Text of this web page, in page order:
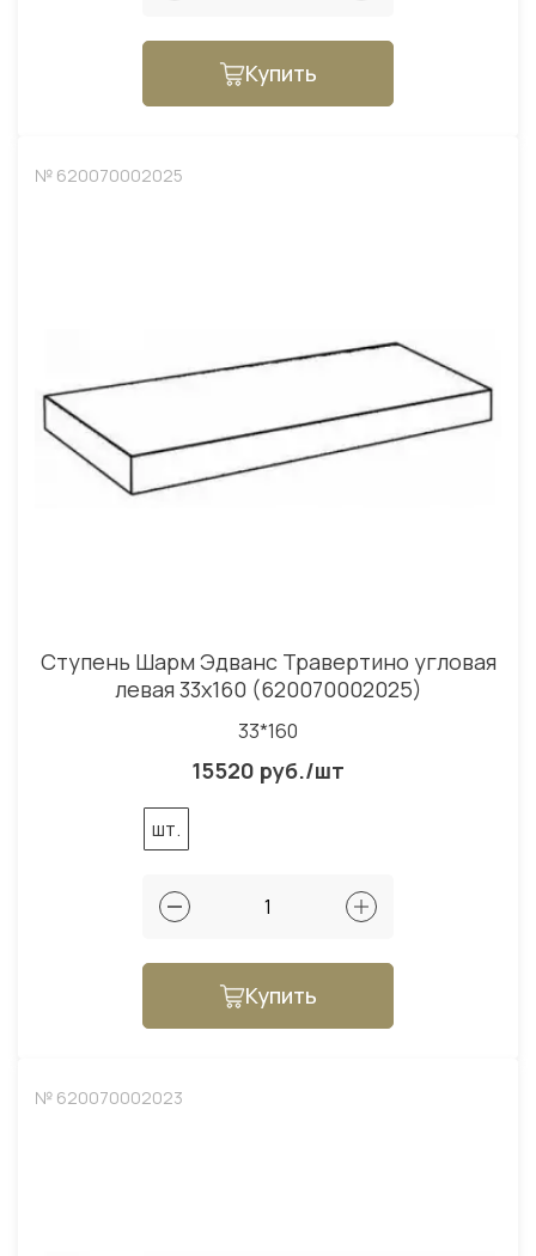
Купить
№ 620070002025
Ступень Шарм Эдванс Травертино угловая
левая 33x160 (620070002025)
33*160
15520 руб./шт
шт.
Купить
№ 620070002023